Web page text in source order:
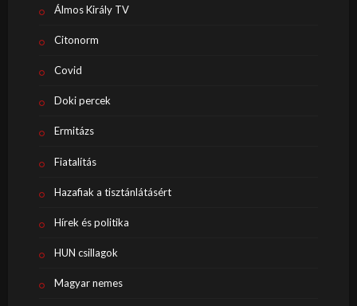
Álmos Király TV
Citonorm
Covid
Doki percek
Ermitázs
Fiatalítás
Hazafiak a tisztánlátásért
Hírek és politika
HUN csillagok
Magyar nemes